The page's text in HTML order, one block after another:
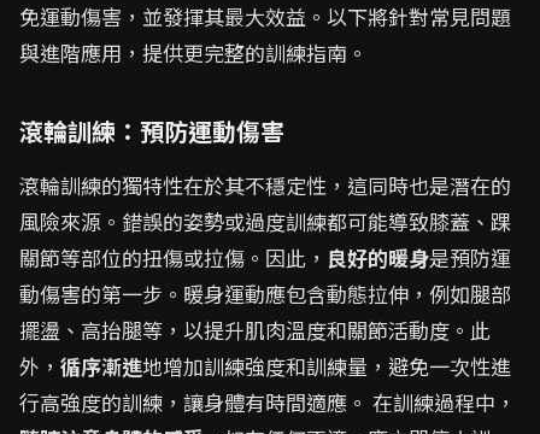
免運動傷害，並發揮其最大效益。以下將針對常見問題
與進階應用，提供更完整的訓練指南。
滾輪訓練：預防運動傷害
滾輪訓練的獨特性在於其不穩定性，這同時也是潛在的
風險來源。錯誤的姿勢或過度訓練都可能導致膝蓋、踝
關節等部位的扭傷或拉傷。因此， 良好的暖身是預防運
動傷害的第一步。暖身運動應包含動態拉伸，例如腿部
擺盪、高抬腿等，以提升肌肉溫度和關節活動度。此
外， 循序漸進地增加訓練強度和訓練量，避免一次性進
行高強度的訓練，讓身體有時間適應。 在訓練過程中，